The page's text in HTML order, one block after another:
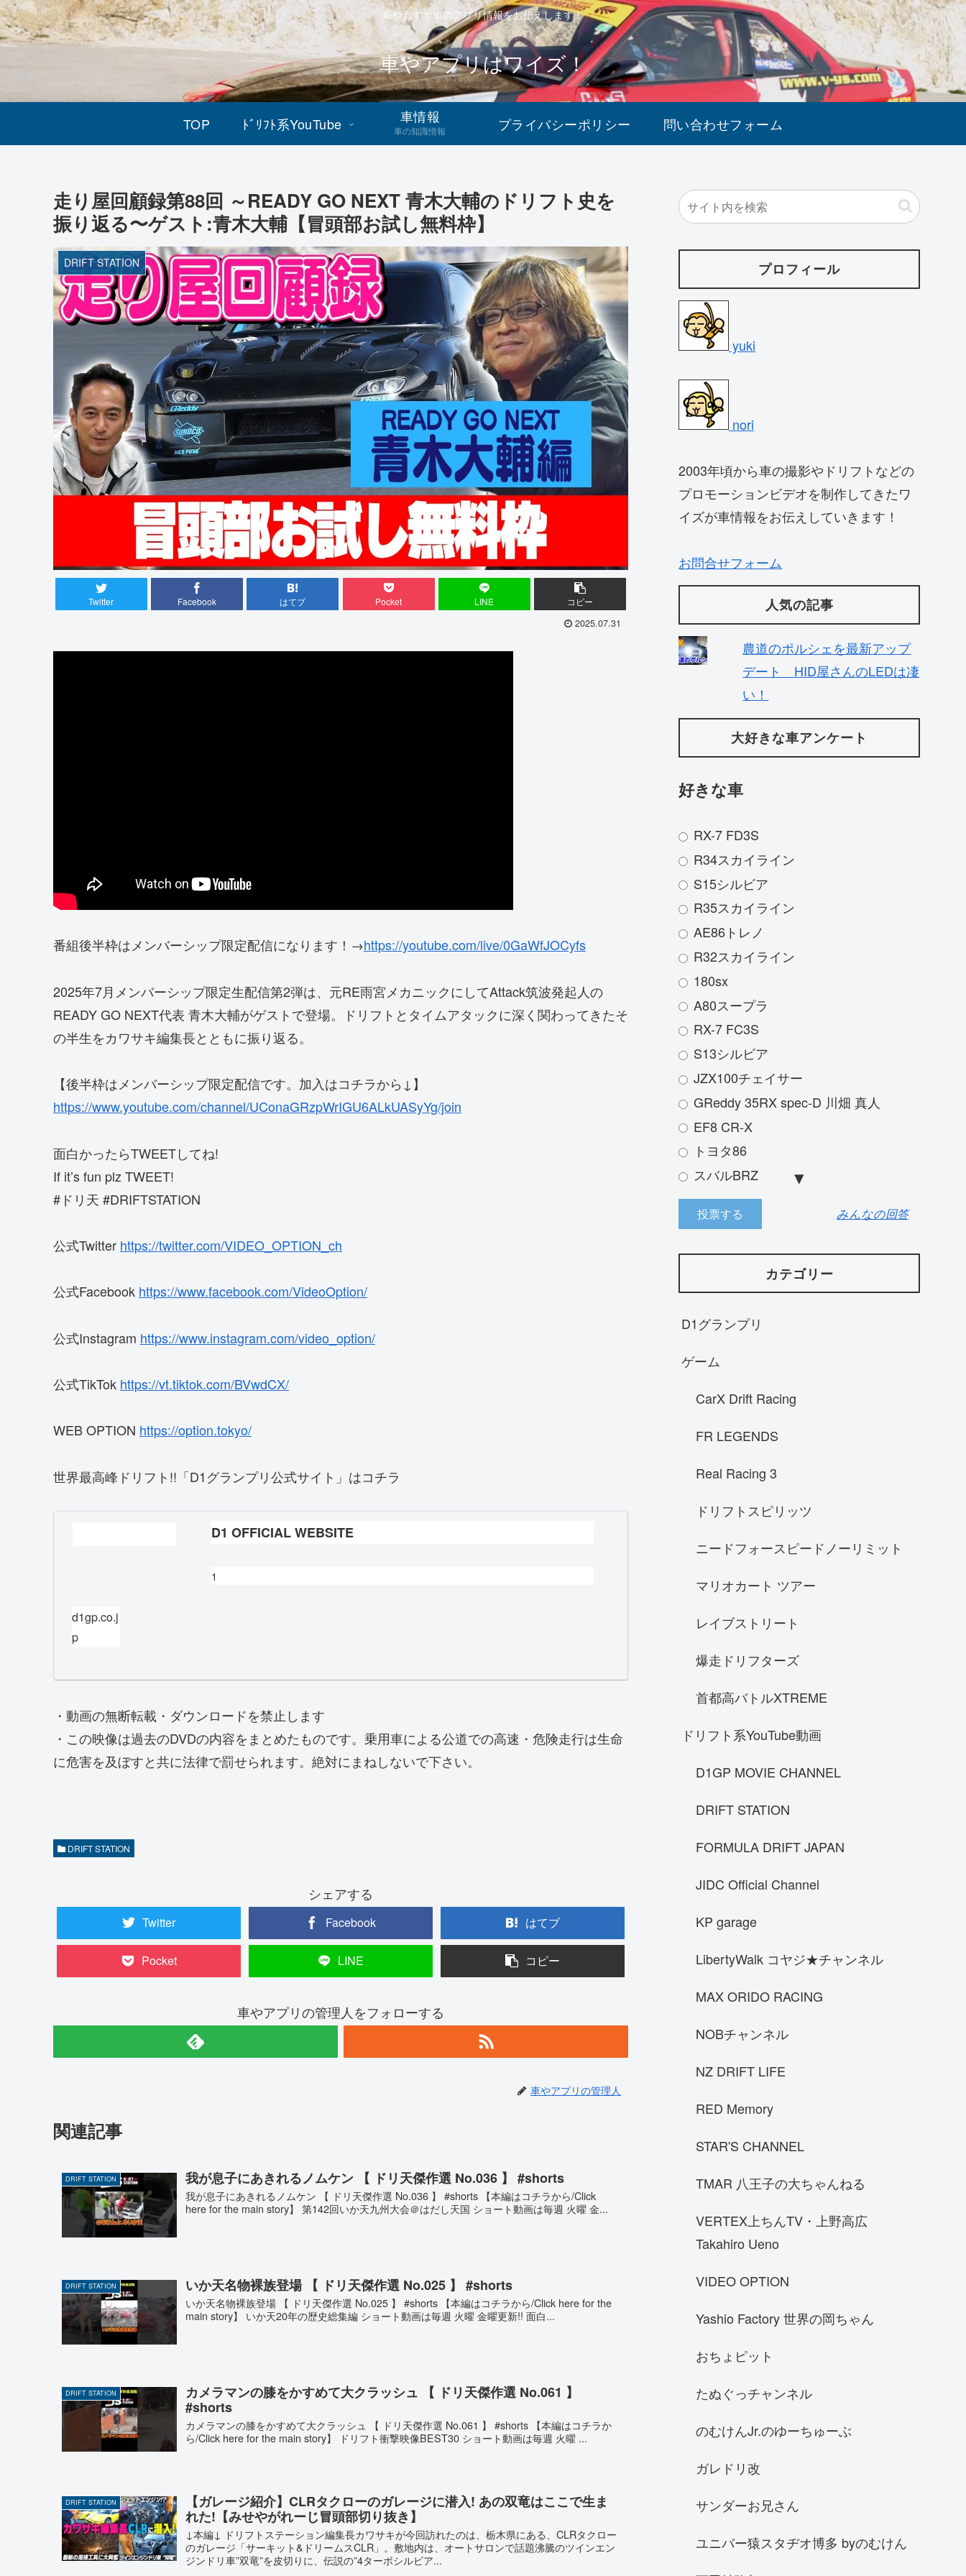
車やおすすめのアプリ情報をお伝えします！
車やアプリはワイズ！
TOP ﾄﾞﾘﾌﾄ系YouTube 車情報
車の知識情報 プライバシーポリシー 問い合わせフォーム
走り屋回顧録第88回 ～READY GO NEXT 青木大輔のドリフト史を
振り返る〜ゲスト:青木大輔【冒頭部お試し無料枠】
DRIFT STATION
Twitter Facebook はてブ Pocket LINE コピー
2025.07.31
番組後半枠はメンバーシップ限定配信になります！→https://youtube.com/live/0GaWfJOCyfs
2025年7月メンバーシップ限定生配信第2弾は、元RE雨宮メカニックにしてAttack筑波発起人の
READY GO NEXT代表 青木大輔がゲストで登場。ドリフトとタイムアタックに深く関わってきたそ
の半生をカワサキ編集長とともに振り返る。
【後半枠はメンバーシップ限定配信です。加入はコチラから↓】
https://www.youtube.com/channel/UConaGRzpWrIGU6ALkUASyYg/join
面白かったらTWEETしてね!
If it’s fun plz TWEET!
#ドリ天 #DRIFTSTATION
公式Twitter https://twitter.com/VIDEO_OPTION_ch
公式Facebook https://www.facebook.com/VideoOption/
公式Instagram https://www.instagram.com/video_option/
公式TikTok https://vt.tiktok.com/BVwdCX/
WEB OPTION https://option.tokyo/
世界最高峰ドリフト!!「D1グランプリ公式サイト」はコチラ
D1 OFFICIAL WEBSITE
1
d1gp.co.j
p
・動画の無断転載・ダウンロードを禁止します
・この映像は過去のDVDの内容をまとめたものです。乗用車による公道での高速・危険走行は生命
に危害を及ぼすと共に法律で罰せられます。絶対にまねしないで下さい。
DRIFT STATION
シェアする
Twitter Facebook はてブ
Pocket LINE コピー
車やアプリの管理人をフォローする
車やアプリの管理人
関連記事
DRIFT STATION 我が息子にあきれるノムケン 【 ドリ天傑作選 No.036 】 #shorts
我が息子にあきれるノムケン 【 ドリ天傑作選 No.036 】 #shorts 【本編はコチラから/Click
here for the main story】 第142回いか天九州大会＠はだし天国 ショート動画は毎週 火曜 金...
DRIFT STATION いか天名物裸族登場 【 ドリ天傑作選 No.025 】 #shorts
いか天名物裸族登場 【 ドリ天傑作選 No.025 】 #shorts 【本編はコチラから/Click here for the
main story】 いか天20年の歴史総集編 ショート動画は毎週 火曜 金曜更新!! 面白...
DRIFT STATION
カメラマンの膝をかすめて大クラッシュ 【 ドリ天傑作選 No.061 】
#shorts
カメラマンの膝をかすめて大クラッシュ 【 ドリ天傑作選 No.061 】 #shorts 【本編はコチラか
ら/Click here for the main story】 ドリフト衝撃映像BEST30 ショート動画は毎週 火曜 ...
DRIFT STATION
【ガレージ紹介】CLRタクローのガレージに潜入! あの双竜はここで生ま
れた!【みせやがれーじ冒頭部切り抜き】
↓本編↓ ドリフトステーション編集長カワサキが今回訪れたのは、栃木県にある、CLRタクロー
のガレージ「サーキット&ドリームスCLR」。敷地内は、オートサロンで話題沸騰のツインエン
ジンドリ車”双竜”を皮切りに、伝説の”4ターボシルビア...
プロフィール
yuki
nori
2003年頃から車の撮影やドリフトなどの
プロモーションビデオを制作してきたワ
イズが車情報をお伝えしていきます！
お問合せフォーム
人気の記事
農道のポルシェを最新アップ
デート HID屋さんのLEDは凄
い！
大好きな車アンケート
好きな車
RX-7 FD3S
R34スカイライン
S15シルビア
R35スカイライン
AE86トレノ
R32スカイライン
180sx
A80スープラ
RX-7 FC3S
S13シルビア
JZX100チェイサー
GReddy 35RX spec-D 川畑 真人
EF8 CR-X
トヨタ86
スバルBRZ
JZX100 マークⅡ
三菱ランサーエボリューション
R33スカイライン
RX-8
NA8Cロードスター
S14後期シルビア
インプレッサGC8
ン 2015
A31 セフィーロ
マクラーレン P1
McLaren P1
NSX
フェラーリ F40
フェアレディｓ３０
Hennessy venomGT
ケーニグセグ ジェスコ
SUBARU レヴォーグstisports
SRT Viper GTS
GT-R R33
prelude
Porsche Carrera GT
エンツォフェラーリ
S14前期シルビア
三菱 スタリオン
WRX STI VAB
ランボルギーニ チェンテナリオ
三菱 ランサーエボリューションⅦ
ロードスターNB8C
ランボルギーニ アヴェンタドールイオ
マクラーレンF1GTR
SUBARU BRZ
クラウンアスリートGRS180
スバル GC8インプレッサWRX 22B
シボレー・カマロ
シボレー コルベット
SKYLINE R30
シャア専用 オーリス
みんなの回答
カテゴリー
D1グランプリ
ゲーム
CarX Drift Racing
FR LEGENDS
Real Racing 3
ドリフトスピリッツ
ニードフォースピードノーリミット
マリオカート ツアー
レイブストリート
爆走ドリフターズ
首都高バトルXTREME
ドリフト系YouTube動画
D1GP MOVIE CHANNEL
DRIFT STATION
FORMULA DRIFT JAPAN
JIDC Official Channel
KP garage
LibertyWalk コヤジ★チャンネル
MAX ORIDO RACING
NOBチャンネル
NZ DRIFT LIFE
RED Memory
STAR'S CHANNEL
TMAR 八王子の大ちゃんねる
VERTEX上ちんTV・上野高広
Takahiro Ueno
VIDEO OPTION
Yashio Factory 世界の岡ちゃん
おちょピット
たぬぐっチャンネル
のむけんJr.のゆーちゅーぶ
ガレドリ改
サンダーお兄さん
ユニバー猿スタヂオ博多 byのむけん